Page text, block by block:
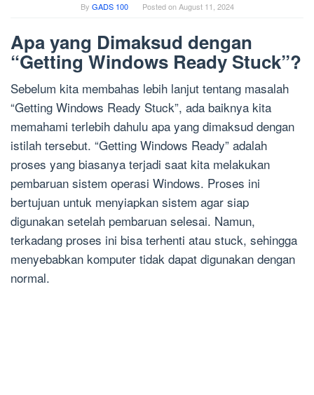
By GADS 100 Posted onAugust 11, 2024
Apa yang Dimaksud dengan
“Getting Windows Ready Stuck”?
Sebelum kita membahas lebih lanjut tentang masalah
“Getting Windows Ready Stuck”, ada baiknya kita
memahami terlebih dahulu apa yang dimaksud dengan
istilah tersebut. “Getting Windows Ready” adalah
proses yang biasanya terjadi saat kita melakukan
pembaruan sistem operasi Windows. Proses ini
bertujuan untuk menyiapkan sistem agar siap
digunakan setelah pembaruan selesai. Namun,
terkadang proses ini bisa terhenti atau stuck, sehingga
menyebabkan komputer tidak dapat digunakan dengan
normal.